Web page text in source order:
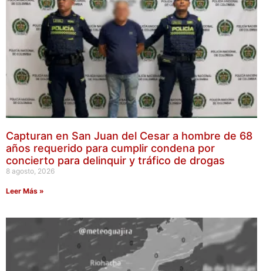
Capturan en San Juan del Cesar a hombre de 68
años requerido para cumplir condena por
concierto para delinquir y tráfico de drogas
8 agosto, 2026
Leer Más »